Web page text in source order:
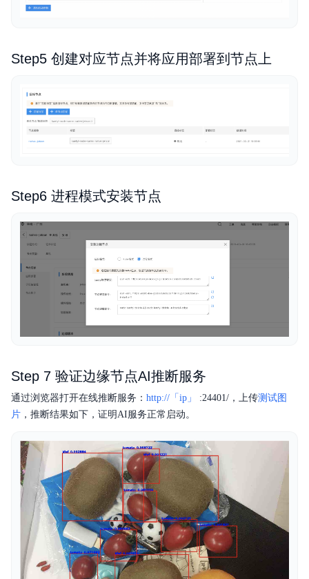
Step5 创建对应节点并将应用部署到节点上
Step6 进程模式安装节点
Step 7 验证边缘节点AI推断服务
通过浏览器打开在线推断服务： http://「ip」 :24401/，上传测试图
片 ，推断结果如下，证明AI服务正常启动。